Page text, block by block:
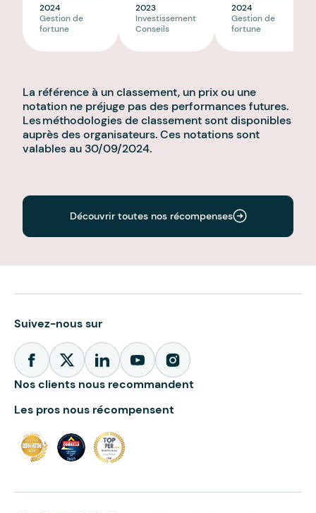
Découvrir toutes nos récompenses
2024
Gestion de
fortune
2023
Investissement
Conseils
2024
Gestion de
fortune
La référence à un classement, un prix ou une
notation ne préjuge pas des performances futures.
Les méthodologies de classement sont disponibles
auprès des organisateurs. Ces notations sont
valables au 30/09/2024.
Suivez-nous sur
Nos clients nous recommandent
Les pros nous récompensent